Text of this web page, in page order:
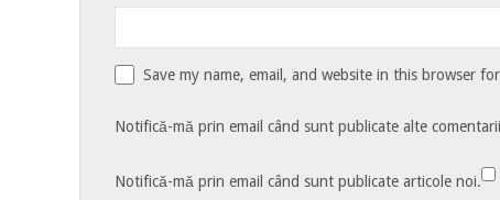
Save my name, email, and website in this browser
Notifică-mă prin email când sunt publicate alte
Notifică-mă prin email când sunt publicate articole noi.